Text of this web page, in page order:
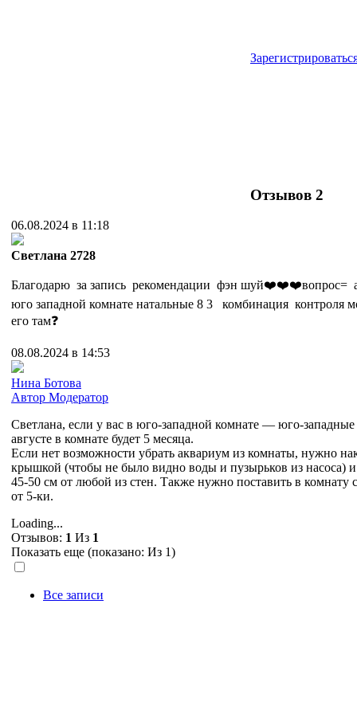
Отзывов 2
06.08.2024 в 11:18
Cветлана 2728
Благодарю за запись рекомендации фэн шуй❤️❤️❤️вопрос=
юго западной комнате натальные 8 3 комбинация контроля
его там❓
08.08.2024 в 14:53
Нина Ботова
Автор Модератор
Светлана, если у вас в юго-западной комнате — юго-западные
августе в комнате будет 5 месяца.
Если нет возможности убрать аквариум из комнаты, нужно
крышкой (чтобы не было видно воды и пузырьков из насоса)
45-50 см от любой из стен. Также нужно поставить в комнату
от 5-ки.
Loading...
Отзывов: 1 Из 1
Показать еще (показано: Из 1)
Все записи